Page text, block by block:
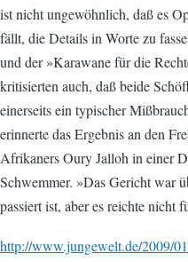
ist nicht ungewöhnlich, daß es
fällt, die Details in Worte zu
und der »Karawane für die
kritisierten auch, daß beide
einerseits ein typischer
erinnerte das Ergebnis an den
Afrikaners Oury Jalloh in einer
Schwemmer. »Das Gericht war
passiert ist, aber es reichte nicht
http://www.jungewelt.de/2009/